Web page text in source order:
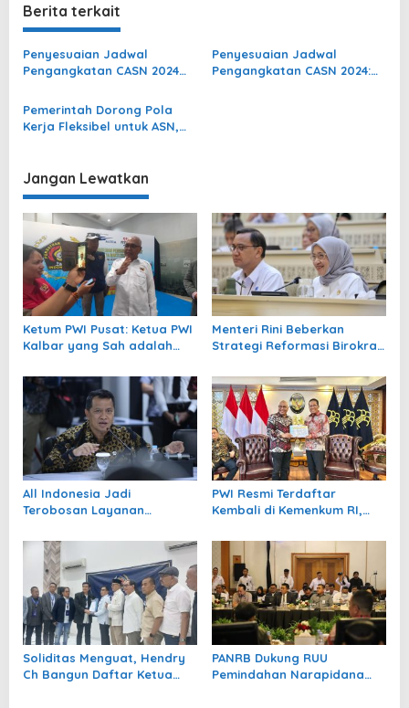
g
a
s
p
s
Berita terkait
Penyesuaian Jadwal
Pengangkatan CASN 2024
Manajemen ASN
Penyesuaian Jadwal
Pengangkatan CASN 2024:
Pemerintah Dorong Pola
Kerja Fleksibel untuk ASN,
Jangan Lewatkan
Ketum PWI Pusat: Ketua PWI
Kalbar yang Sah adalah
Menteri Rini Beberkan
Strategi Reformasi Birokrasi
DPR
All Indonesia Jadi
Terobosan Layanan
PANRB
PWI Resmi Terdaftar
Kembali di Kemenkum RI,
Soliditas Menguat, Hendry
Ch Bangun Daftar Ketua
PANRB Dukung RUU
Pemindahan Narapidana